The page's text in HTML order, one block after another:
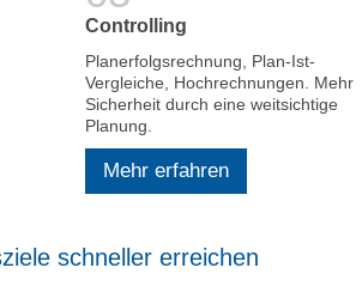
Controlling
Planerfolgsrechnung, Plan-Ist-
Vergleiche, Hochrechnungen. Mehr
Sicherheit durch eine weitsichtige
Planung.
Mehr erfahren
schneller erreichen